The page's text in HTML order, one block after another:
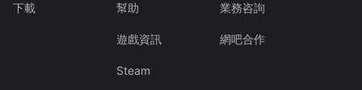
下載 幫助
遊戲資訊
Steam
業務咨詢
網吧合作